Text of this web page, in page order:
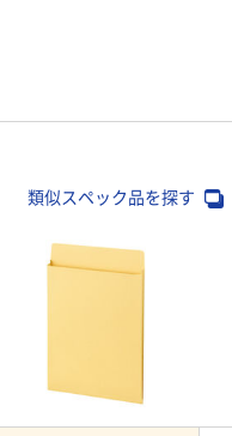
類似スペック品を探す